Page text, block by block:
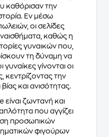
καθόρισαν την
Εν μέσω
οι σελίδες
καθώς η
γυναικών που,
τη δύναμη να
γίνονται οι
κεντρίζοντας την
και ανισότητας.
ζωντανή και
που αγγίζει
προσωπικών
φιγούρων